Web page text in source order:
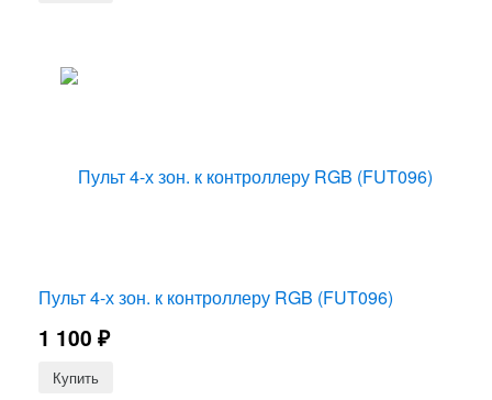
Пульт 4-х зон. к контроллеру RGB (FUT096)
1 100 ₽